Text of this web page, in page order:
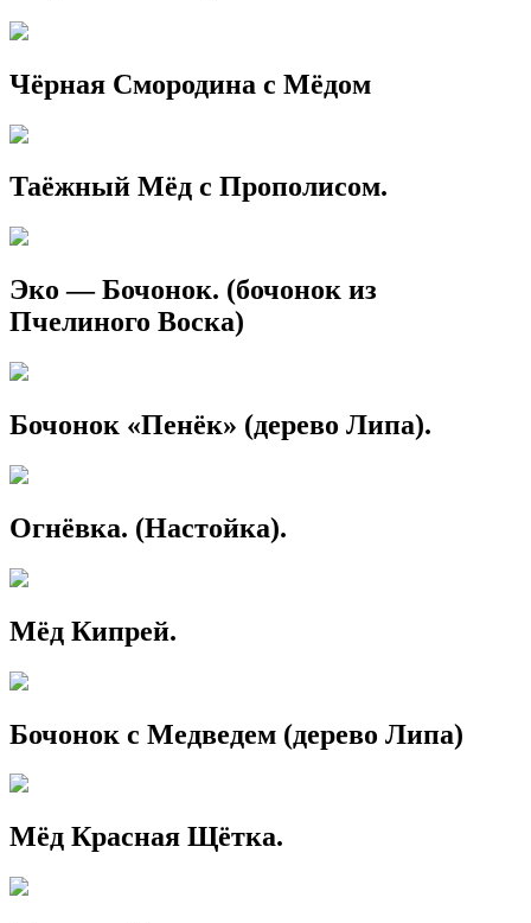
Чёрная Смородина с Мёдом
Таёжный Мёд с Прополисом.
Эко — Бочонок. (бочонок из
Пчелиного Воска)
Бочонок «Пенёк» (дерево Липа).
Огнёвка. (Настойка).
Мёд Кипрей.
Бочонок с Медведем (дерево Липа)
Мёд Красная Щётка.